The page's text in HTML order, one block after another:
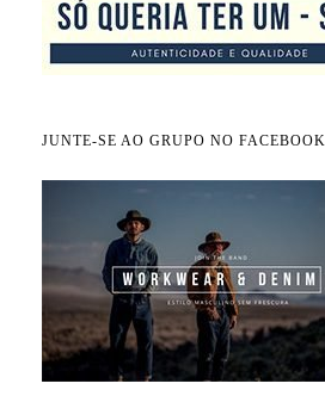
JUNTE-SE AO GRUPO NO FACEBOOK